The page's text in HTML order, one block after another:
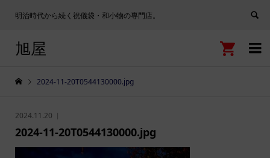
明治時代から続く祝儀袋・和小物の専門店。

旭屋 
2024-11-20T0544130000.jpg
2024.11.20
2024-11-20T0544130000.jpg